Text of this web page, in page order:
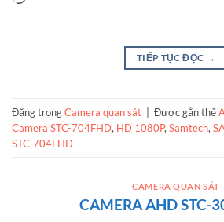
TIẾP TỤC ĐỌC →
Đăng trongCamera quan sát | Được gắn thẻ
Camera STC-704FHD, HD 1080P, Samtech,
STC-704FHD
CAMERA QUAN SÁT
CAMERA AHD STC-